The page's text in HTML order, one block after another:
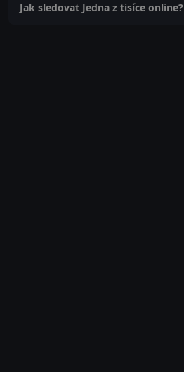
Jak sledovat Jedna z tisíce online?